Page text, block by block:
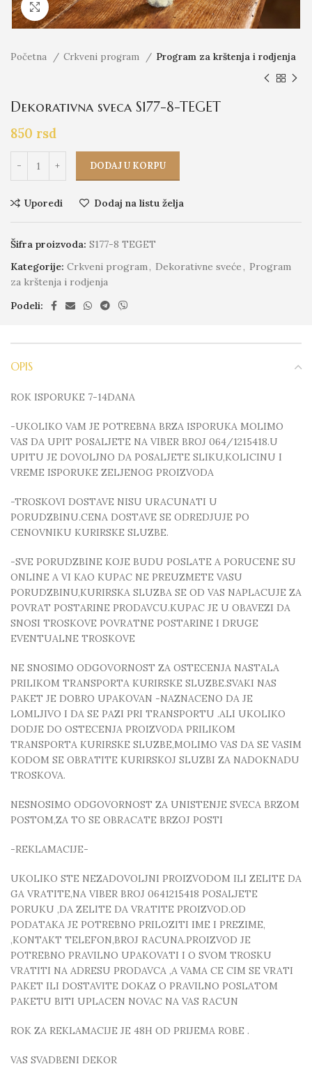
Click to enlarge
Početna Crkveni program Program za krštenja i rodjenja
Dekorativna sveca S177-8-TEGET
850 rsd
DODAJ U KORPU
Uporedi Dodaj na listu želja
Šifra proizvoda: S177-8 TEGET
Kategorije: Crkveni program, Dekorativne sveće, Program
za krštenja i rodjenja
Podeli:
OPIS
ROK ISPORUKE 7-14DANA
-UKOLIKO VAM JE POTREBNA BRZA ISPORUKA MOLIMO
VAS DA UPIT POSALJETE NA VIBER BROJ 064/1215418.U
UPITU JE DOVOLJNO DA POSALJETE SLIKU,KOLICINU I
VREME ISPORUKE ZELJENOG PROIZVODA
-TROSKOVI DOSTAVE NISU URACUNATI U
PORUDZBINU.CENA DOSTAVE SE ODREDJUJE PO
CENOVNIKU KURIRSKE SLUZBE.
-SVE PORUDZBINE KOJE BUDU POSLATE A PORUCENE SU
ONLINE A VI KAO KUPAC NE PREUZMETE VASU
PORUDZBINU,KURIRSKA SLUZBA SE OD VAS NAPLACUJE ZA
POVRAT POSTARINE PRODAVCU.KUPAC JE U OBAVEZI DA
SNOSI TROSKOVE POVRATNE POSTARINE I DRUGE
EVENTUALNE TROSKOVE
NE SNOSIMO ODGOVORNOST ZA OSTECENJA NASTALA
PRILIKOM TRANSPORTA KURIRSKE SLUZBE.SVAKI NAS
PAKET JE DOBRO UPAKOVAN -NAZNACENO DA JE
LOMLJIVO I DA SE PAZI PRI TRANSPORTU .ALI UKOLIKO
DODJE DO OSTECENJA PROIZVODA PRILIKOM
TRANSPORTA KURIRSKE SLUZBE,MOLIMO VAS DA SE VASIM
KODOM SE OBRATITE KURIRSKOJ SLUZBI ZA NADOKNADU
TROSKOVA.
NESNOSIMO ODGOVORNOST ZA UNISTENJE SVECA BRZOM
POSTOM,ZA TO SE OBRACATE BRZOJ POSTI
-REKLAMACIJE-
UKOLIKO STE NEZADOVOLJNI PROIZVODOM ILI ZELITE DA
GA VRATITE,NA VIBER BROJ 0641215418 POSALJETE
PORUKU ,DA ZELITE DA VRATITE PROIZVOD.OD
PODATAKA JE POTREBNO PRILOZITI IME I PREZIME,
,KONTAKT TELEFON,BROJ RACUNA.PROIZVOD JE
POTREBNO PRAVILNO UPAKOVATI I O SVOM TROSKU
VRATITI NA ADRESU PRODAVCA ,A VAMA CE CIM SE VRATI
PAKET ILI DOSTAVITE DOKAZ O PRAVILNO POSLATOM
PAKETU BITI UPLACEN NOVAC NA VAS RACUN
ROK ZA REKLAMACIJE JE 48H OD PRIJEMA ROBE .
VAS SVADBENI DEKOR